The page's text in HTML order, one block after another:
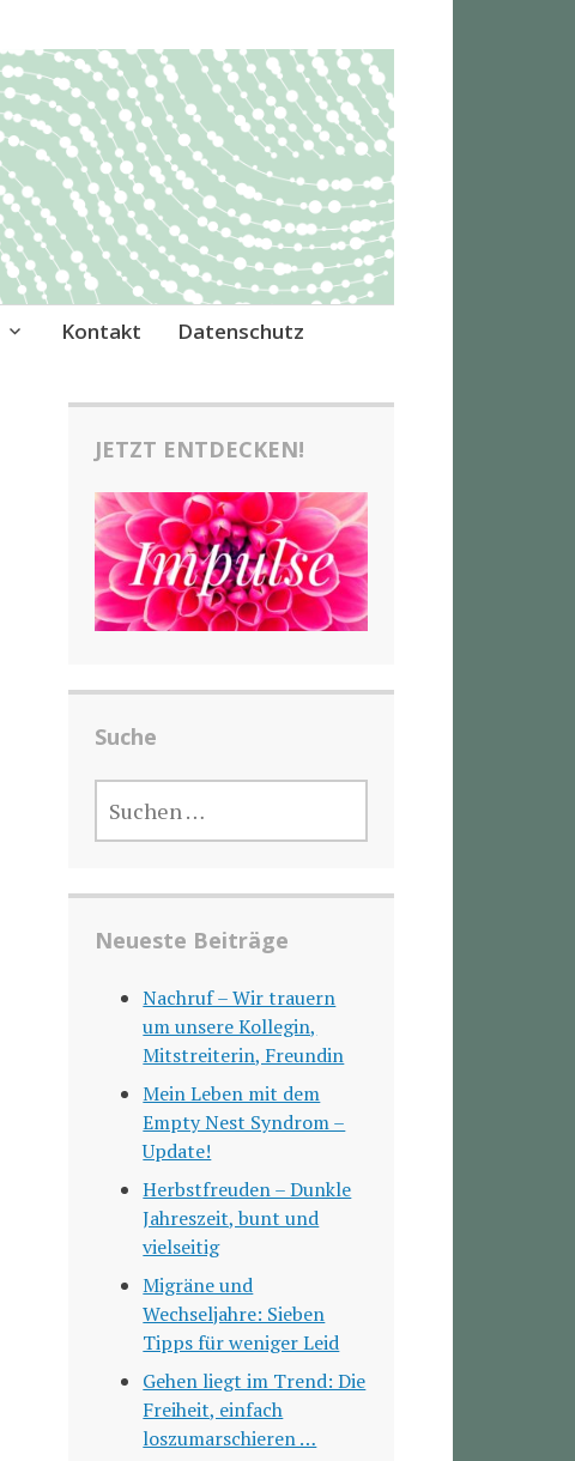
Kontakt Datenschutz
JETZT ENTDECKEN!
Suche
NACH:
Neueste Beiträge
Nachruf – Wir trauern
um unsere Kollegin,
Mitstreiterin, Freundin
Mein Leben mit dem
Empty Nest Syndrom –
Update!
Herbstfreuden – Dunkle
Jahreszeit, bunt und
vielseitig
Migräne und
Wechseljahre: Sieben
Tipps für weniger Leid
Gehen liegt im Trend: Die
Freiheit, einfach
loszumarschieren …